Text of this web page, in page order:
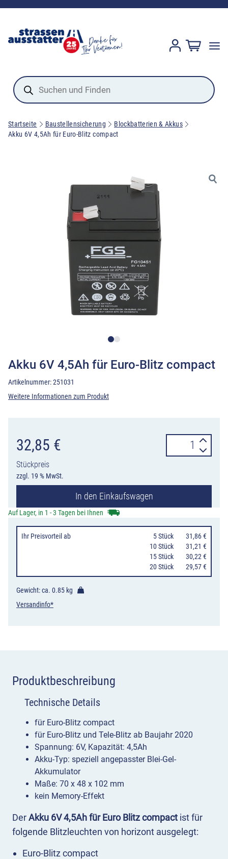
Products
search
Startseite Baustellensicherung
Blockbatterien & Akkus
Akku 6V 4,5Ah für Euro-Blitz compact
Akku 6V 4,5Ah für Euro-Blitz compact
Artikelnummer:251031
Weitere Informationen zum Produkt
32,85 €
Stückpreis
zzgl. 19 % MwSt.
6V
für
compact
Menge
In den Einkaufswagen
Auf Lager, in 1 - 3 Tagen bei Ihnen
Ihr Preisvorteil ab 5 Stück
31,86 €
10 Stück
31,21 €
15 Stück
30,22 €
20 Stück
29,57 €
Gewicht: ca. 0.85 kg
Versandinfo*
Produktbeschreibung
DerAkku 6V 4,5Ah für Euro Blitz compact ist für
folgende Blitzleuchten von horizont ausgelegt:
Euro-Blitz compact
Technische Details
für Euro-Blitz compact
für Euro-Blitz und Tele-Blitz ab Baujahr 2020
Spannung: 6V, Kapazität: 4,5Ah
Akku-Typ: speziell angepasster Blei-Gel-
Akkumulator
Maße: 70 x 48 x 102 mm
kein Memory-Effekt